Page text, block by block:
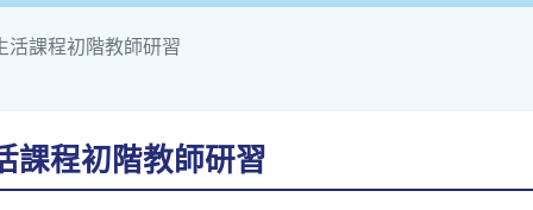
活課程初階教師研習
課程初階教師研習